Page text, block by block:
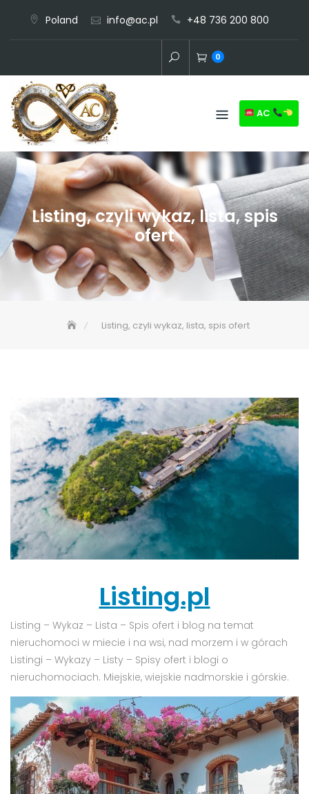
Poland info@ac.pl +48 736 200 800
0
AC
Listing, czyli wykaz, lista, spis
ofert
Listing, czyli wykaz, lista, spis ofert
Listing.pl
Listing – Wykaz – Lista – Spis ofert i blog na temat
nieruchomoci w miecie i na wsi, nad morzem i w górach
Listingi – Wykazy – Listy – Spisy ofert i blogi o
nieruchomociach. Miejskie, wiejskie nadmorskie i górskie.